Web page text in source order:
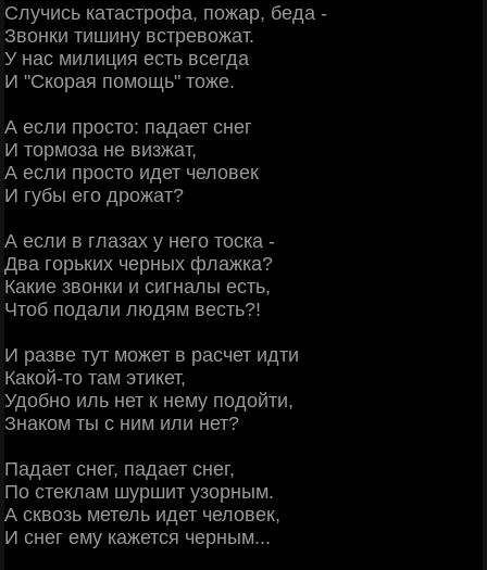
Случись катастрофа, пожар, беда -
Звонки тишину встревожат.
У нас милиция есть всегда
И "Скорая помощь" тоже.
А если просто: падает снег
И тормоза не визжат,
А если просто идет человек
И губы его дрожат?
А если в глазах у него тоска -
Два горьких черных флажка?
Какие звонки и сигналы есть,
Чтоб подали людям весть?!
И разве тут может в расчет идти
Какой-то там этикет,
Удобно иль нет к нему подойти,
Знаком ты с ним или нет?
Падает снег, падает снег,
По стеклам шуршит узорным.
А сквозь метель идет человек,
И снег ему кажется черным...